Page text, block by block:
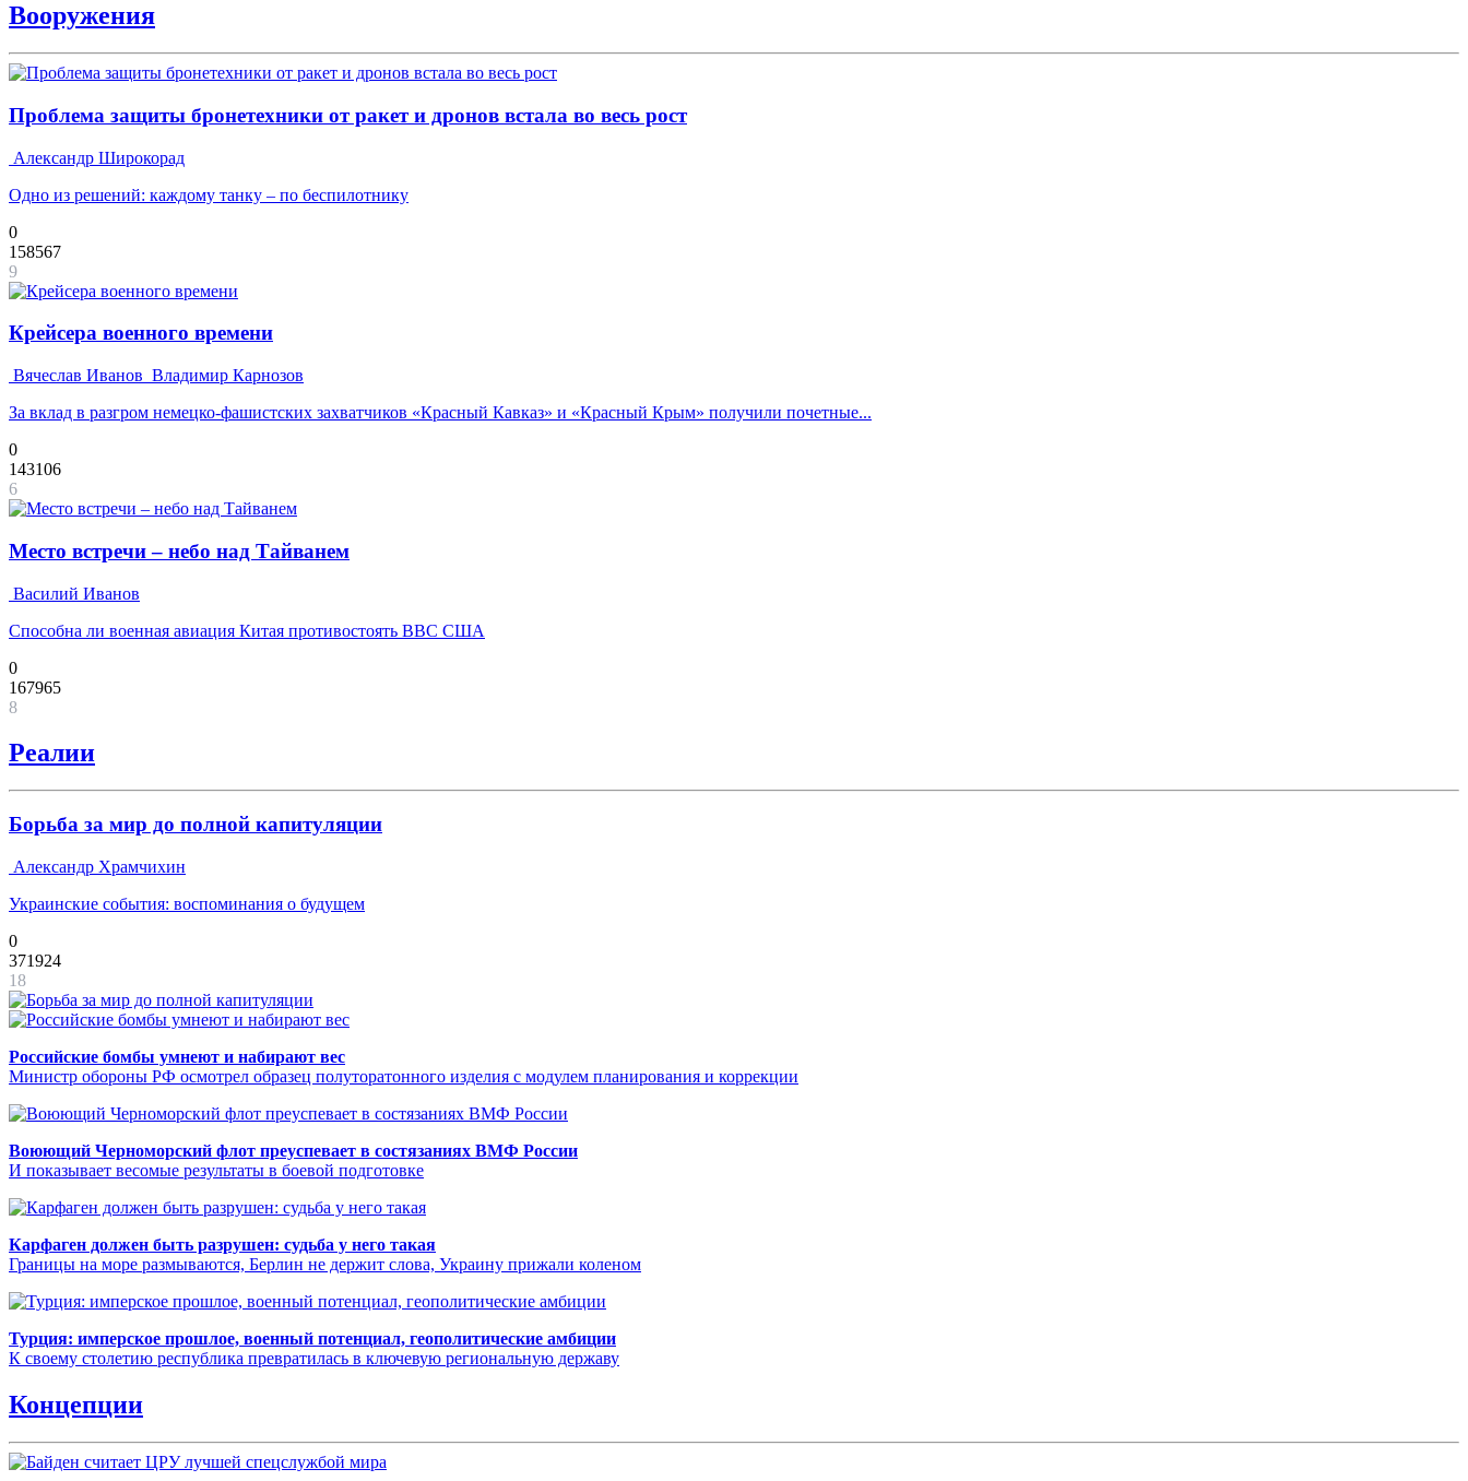
Вооружения
Проблема защиты бронетехники от ракет и дронов встала во весь рост
Александр Широкорад
Одно из решений: каждому танку – по беспилотнику
0
158567
9
Крейсера военного времени
Вячеслав Иванов Владимир Карнозов
За вклад в разгром немецко-фашистских захватчиков «Красный Кавказ» и «Красный Крым» получили почетные...
0
143106
6
Место встречи – небо над Тайванем
Василий Иванов
Способна ли военная авиация Китая противостоять ВВС США
0
167965
8
Реалии
Борьба за мир до полной капитуляции
Александр Храмчихин
Украинские события: воспоминания о будущем
0
371924
18
Российские бомбы умнеют и набирают вес
Министр обороны РФ осмотрел образец полуторатонного изделия с модулем планирования и коррекции
Воюющий Черноморский флот преуспевает в состязаниях ВМФ России
И показывает весомые результаты в боевой подготовке
Карфаген должен быть разрушен: судьба у него такая
Границы на море размываются, Берлин не держит слова, Украину прижали коленом
Турция: имперское прошлое, военный потенциал, геополитические амбиции
К своему столетию республика превратилась в ключевую региональную державу
Концепции